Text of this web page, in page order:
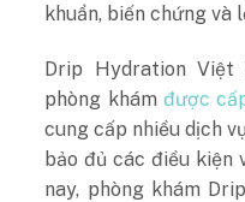
khuẩn, biến chứng
Drip Hydration
phòng khám được
cung cấp nhiều dịch
bảo đủ các điều kiện
nay, phòng khám